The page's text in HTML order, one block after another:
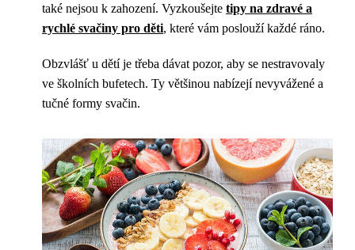
také nejsou k zahození. Vyzkoušejte tipy na zdravé a
rychlé svačiny pro děti, které vám poslouží každé ráno.
Obzvlášť u dětí je třeba dávat pozor, aby se nestravovaly
ve školních bufetech. Ty většinou nabízejí nevyvážené a
tučné formy svačin.